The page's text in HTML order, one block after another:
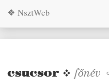
❖ NsztWeb
csucsor ❖ főnév